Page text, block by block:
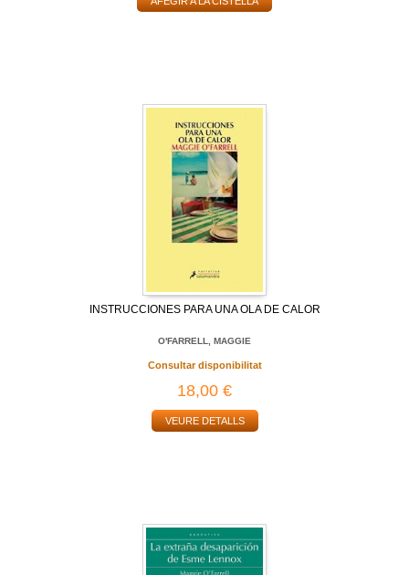
INSTRUCCIONES PARA UNA OLA DE CALOR
O'FARRELL, MAGGIE
Consultar disponibilitat
18,00 €
VEURE DETALLS